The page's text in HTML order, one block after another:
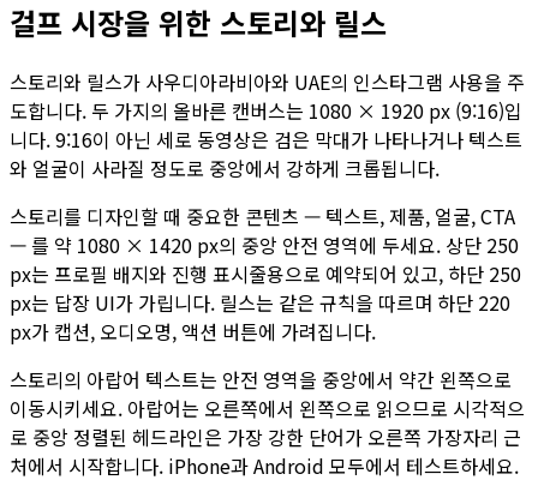
걸프 시장을 위한 스토리와 릴스
스토리와 릴스가 사우디아라비아와 UAE의 인스타그램 사용을 주
도합니다. 두 가지의 올바른 캔버스는 1080 × 1920 px (9:16)입
니다. 9:16이 아닌 세로 동영상은 검은 막대가 나타나거나 텍스트
와 얼굴이 사라질 정도로 중앙에서 강하게 크롭됩니다.
스토리를 디자인할 때 중요한 콘텐츠 — 텍스트, 제품, 얼굴, CTA
— 를 약 1080 × 1420 px의 중앙 안전 영역에 두세요. 상단 250
px는 프로필 배지와 진행 표시줄용으로 예약되어 있고, 하단 250
px는 답장 UI가 가립니다. 릴스는 같은 규칙을 따르며 하단 220
px가 캡션, 오디오명, 액션 버튼에 가려집니다.
스토리의 아랍어 텍스트는 안전 영역을 중앙에서 약간 왼쪽으로
이동시키세요. 아랍어는 오른쪽에서 왼쪽으로 읽으므로 시각적으
로 중앙 정렬된 헤드라인은 가장 강한 단어가 오른쪽 가장자리 근
처에서 시작합니다. iPhone과 Android 모두에서 테스트하세요.